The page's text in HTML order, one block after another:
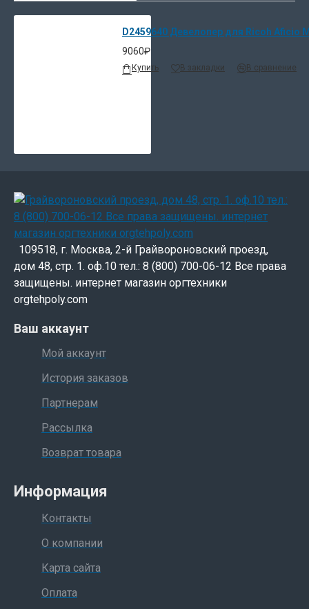
D2459640 Девелопер для Ricoh Aficio
9060₽
Купить В закладки В сравнение
109518, г. Москва, 2-й Грайвороновский проезд,
дом 48, стр. 1. оф.10 тел.: 8 (800) 700-06-12 Все права
защищены. интернет магазин оргтехники
orgtehpoly.com
Ваш аккаунт
Мой аккаунт
История заказов
Партнерам
Рассылка
Возврат товара
Информация
Контакты
О компании
Карта сайта
Оплата